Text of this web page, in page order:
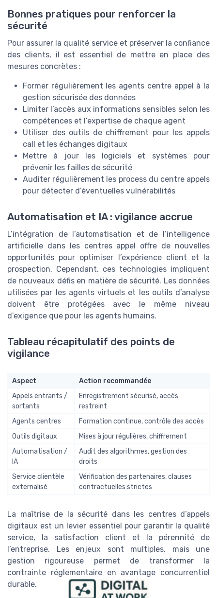
Bonnes pratiques pour renforcer la
sécurité
Pour assurer la qualité service et préserver la confiance
des clients, il est essentiel de mettre en place des
mesures concrètes :
Former régulièrement les agents centre appel à la
gestion sécurisée des données
Limiter l’accès aux informations sensibles selon les
compétences et l’expertise de chaque agent
Utiliser des outils de chiffrement pour les appels
call et les échanges digitaux
Mettre à jour les logiciels et systèmes pour
prévenir les failles de sécurité
Auditer régulièrement les process du centre appels
pour détecter d’éventuelles vulnérabilités
Automatisation et IA : vigilance accrue
L’intégration de l’automatisation et de l’intelligence
artificielle dans les centres appel offre de nouvelles
opportunités pour optimiser l’expérience client et la
prospection. Cependant, ces technologies impliquent
de nouveaux défis en matière de sécurité. Les données
utilisées par les agents virtuels et les outils d’analyse
doivent être protégées avec le même niveau
d’exigence que pour les agents humains.
Tableau récapitulatif des points de
vigilance
Aspect
Action recommandée
Appels entrants /
sortants
Enregistrement sécurisé, accès
restreint
Agents centres
Formation continue, contrôle des accès
Outils digitaux
Mises à jour régulières, chiffrement
Automatisation /
IA
Audit des algorithmes, gestion des
droits
Service clientèle
externalisé
Vérification des partenaires, clauses
contractuelles strictes
La maîtrise de la sécurité dans les centres d’appels
digitaux est un levier essentiel pour garantir la qualité
service, la satisfaction client et la pérennité de
l’entreprise. Les enjeux sont multiples, mais une
gestion rigoureuse permet de transformer la
contrainte réglementaire en avantage concurrentiel
durable.